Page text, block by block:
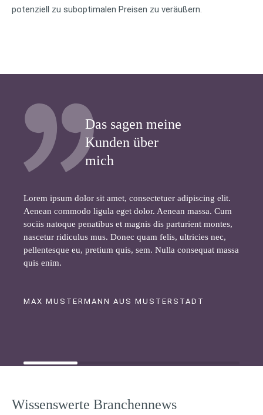
potenziell zu suboptimalen Preisen zu veräußern.
Das sagen meine
Kunden über
mich
Lorem ipsum dolor sit amet, consectetuer adipiscing elit.
Aenean commodo ligula eget dolor. Aenean massa. Cum
sociis natoque penatibus et magnis dis parturient montes,
nascetur ridiculus mus. Donec quam felis, ultricies nec,
pellentesque eu, pretium quis, sem. Nulla consequat massa
quis enim.
MAX MUSTERMANN AUS MUSTERSTADT
Wissenswerte Branchennews